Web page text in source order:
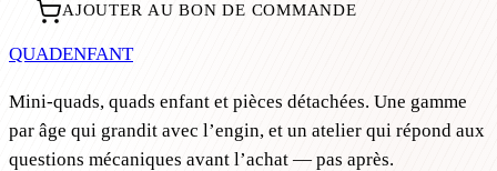
AJOUTER AU BON DE COMMANDE
QUADENFANT
Mini-quads, quads enfant et pièces détachées. Une gamme
par âge qui grandit avec l’engin, et un atelier qui répond aux
questions mécaniques avant l’achat — pas après.